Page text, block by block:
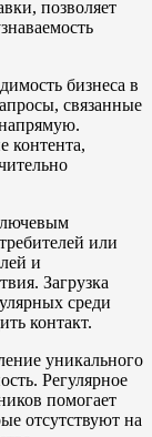
позволяет
бизнеса в
связанные
контента,
или
и
Загрузка
среди
контакт.
уникального
Регулярное
помогает
отсутствуют на